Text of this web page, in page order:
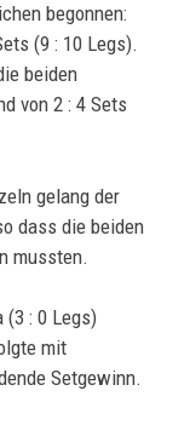
begonnen:
(9 : 10 Legs).
beiden
von 2 : 4 Sets
gelang der
dass die beiden
mussten.
: 0 Legs)
mit
Setgewinn.